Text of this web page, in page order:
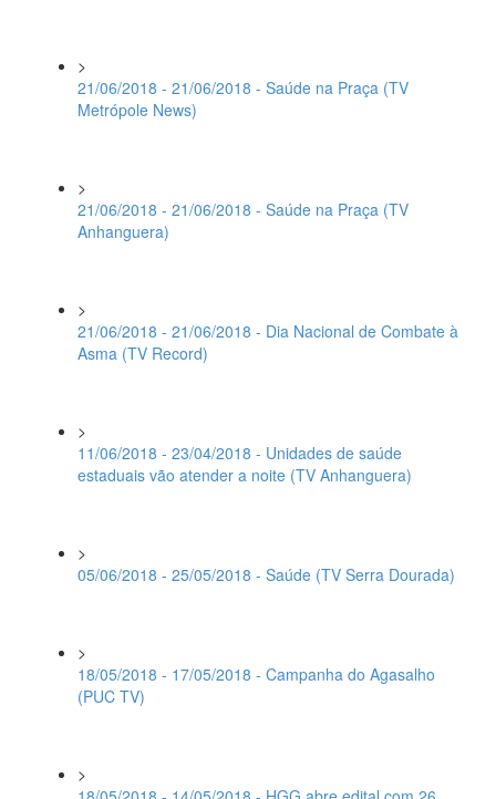
>
21/06/2018 - 21/06/2018 - Saúde na Praça (TV
Metrópole News)
>
21/06/2018 - 21/06/2018 - Saúde na Praça (TV
Anhanguera)
>
21/06/2018 - 21/06/2018 - Dia Nacional de Combate à
Asma (TV Record)
>
11/06/2018 - 23/04/2018 - Unidades de saúde
estaduais vão atender a noite (TV Anhanguera)
>
05/06/2018 - 25/05/2018 - Saúde (TV Serra Dourada)
>
18/05/2018 - 17/05/2018 - Campanha do Agasalho
(PUC TV)
>